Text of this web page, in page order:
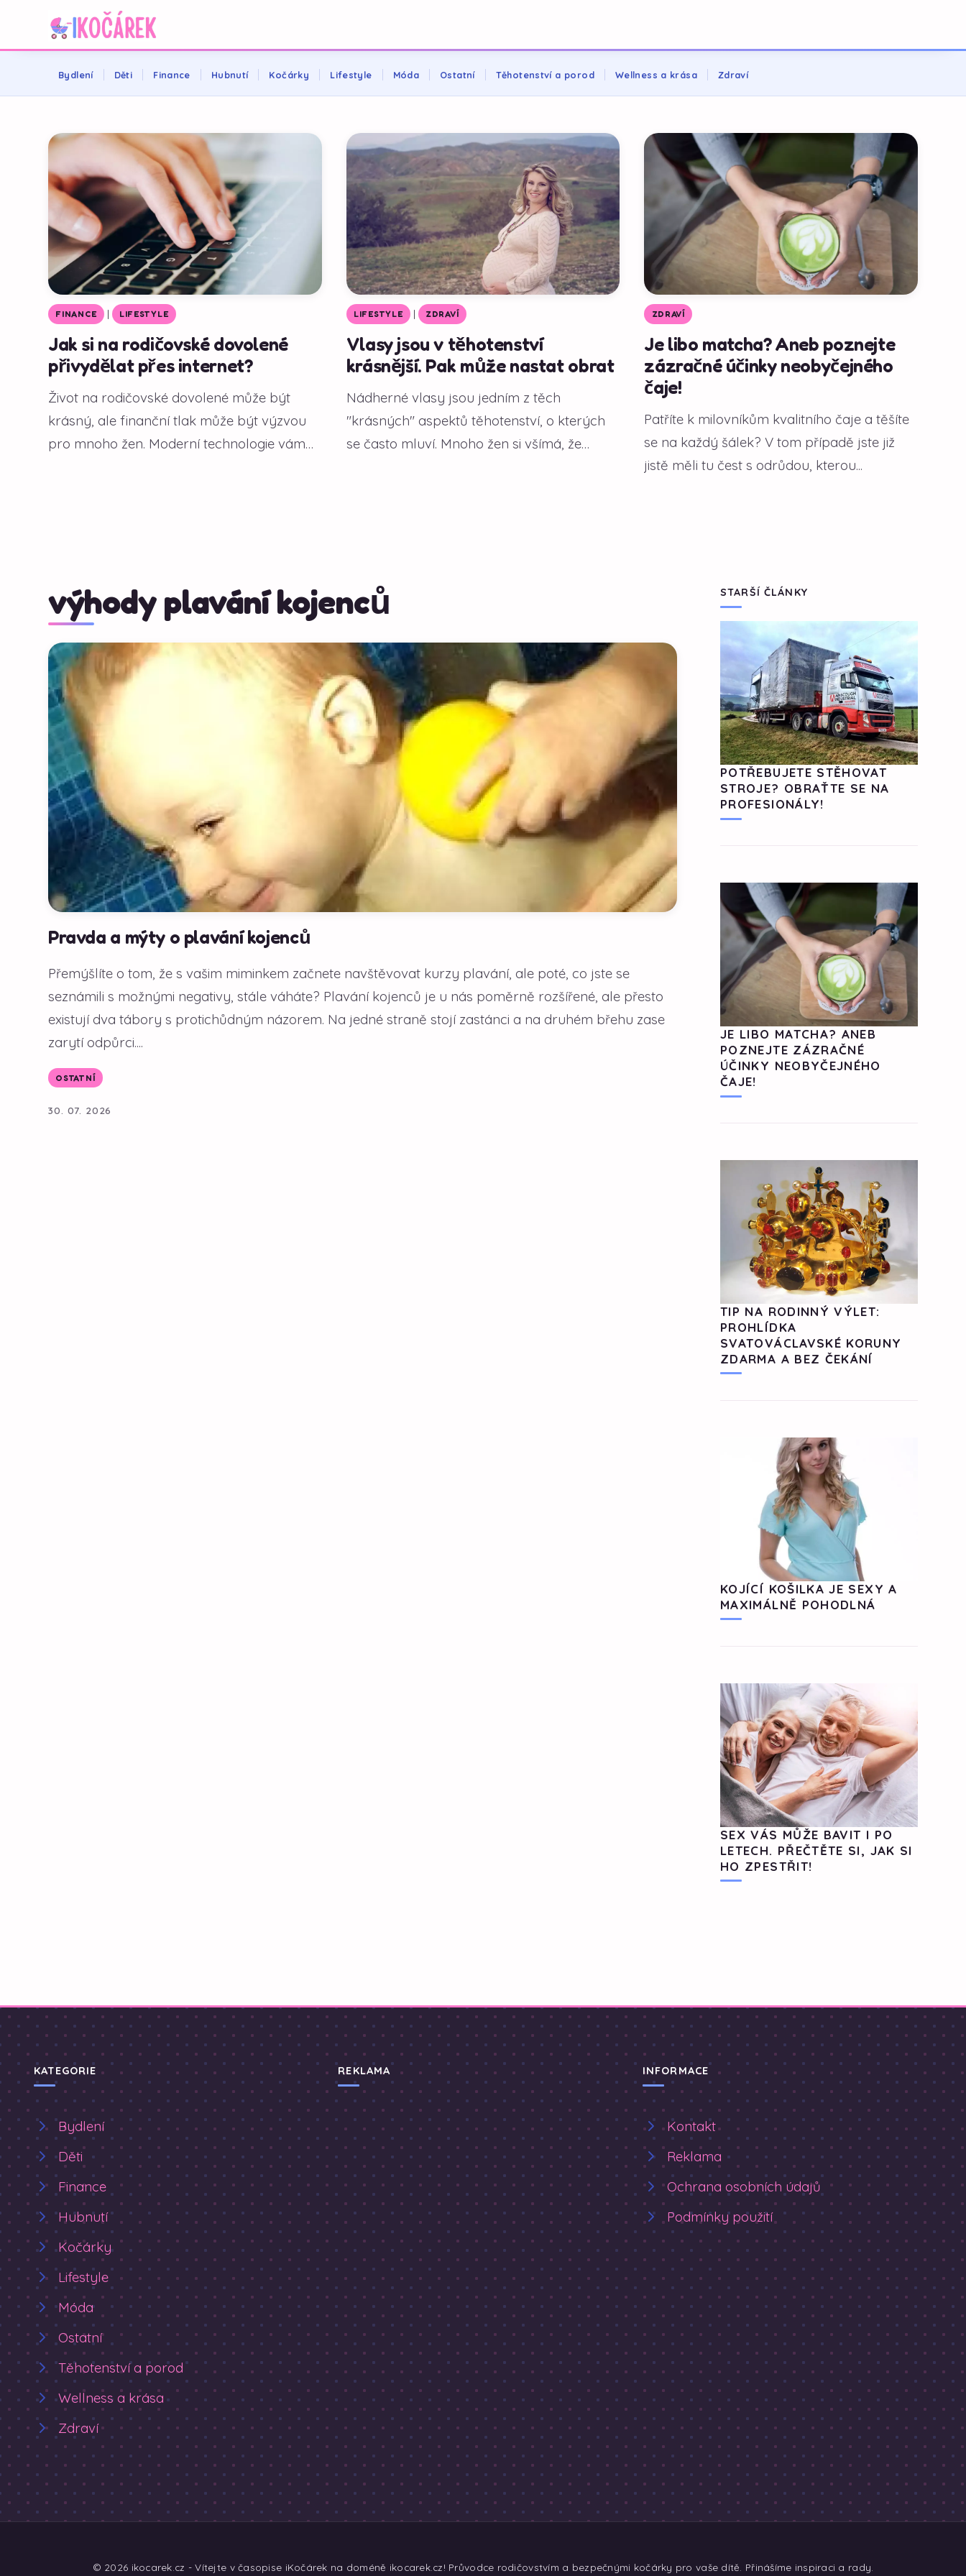
Bydlení Děti Finance Hubnutí Kočárky Lifestyle Móda Ostatní Těhotenství a porod Wellness a krása Zdraví
Jak si na rodičovské dovolené
přivydělat přes internet?
Život na rodičovské dovolené může být
krásný, ale finanční tlak může být výzvou
pro mnoho žen. Moderní technologie vám
FINANCE | LIFESTYLE
Vlasy jsou v těhotenství
krásnější. Pak může nastat obrat
Nádherné vlasy jsou jedním z těch
"krásných" aspektů těhotenství, o kterých
se často mluví. Mnoho žen si všímá, že
LIFESTYLE | ZDRAVÍ
Je libo matcha? Aneb poznejte
zázračné účinky neobyčejného
čaje!
Patříte k milovníkům kvalitního čaje a těšíte
se na každý šálek? V tom případě jste již
jistě měli tu čest s odrůdou, kterou...
ZDRAVÍ
výhody plavání kojenců
Pravda a mýty o plavání kojenců
Přemýšlíte o tom, že s vašim miminkem začnete navštěvovat kurzy plavání, ale poté, co jste se
seznámili s možnými negativy, stále váháte? Plavání kojenců je u nás poměrně rozšířené, ale přesto
existují dva tábory s protichůdným názorem. Na jedné straně stojí zastánci a na druhém břehu zase
zarytí odpůrci....
OSTATNÍ
30. 07. 2026
STARŠÍ ČLÁNKY
POTŘEBUJETE STĚHOVAT
STROJE? OBRAŤTE SE NA
PROFESIONÁLY!
JE LIBO MATCHA? ANEB
POZNEJTE ZÁZRAČNÉ
ÚČINKY NEOBYČEJNÉHO
ČAJE!
TIP NA RODINNÝ VÝLET:
PROHLÍDKA
SVATOVÁCLAVSKÉ KORUNY
ZDARMA A BEZ ČEKÁNÍ
KOJÍCÍ KOŠILKA JE SEXY A
MAXIMÁLNĚ POHODLNÁ
SEX VÁS MŮŽE BAVIT I PO
LETECH. PŘEČTĚTE SI, JAK SI
HO ZPESTŘIT!
KATEGORIE
Bydlení
Děti
Finance
Hubnutí
Kočárky
Lifestyle
Móda
Ostatní
Těhotenství a porod
Wellness a krása
Zdraví
REKLAMA INFORMACE
Kontakt
Reklama
Ochrana osobních údajů
Podmínky použití
© 2026 ikocarek.cz - Vítejte v časopise iKočárek na doméně ikocarek.cz! Průvodce rodičovstvím a bezpečnými kočárky pro vaše dítě. Přinášíme inspiraci a rady.